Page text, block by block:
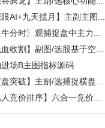
AI+九天揽月】主副主图...
分时〗观捕捉盘中主力...
收割】副图/选股基于空...
场B主图指标源码
突破】主副/选捕捉横盘...
竞价排序】六合一竞价...